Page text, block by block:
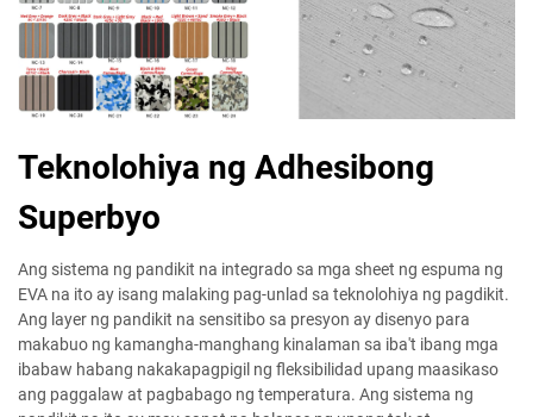
Teknolohiya ng Adhesibong
Superbyo
Ang sistema ng pandikit na integrado sa mga sheet ng espuma ng
EVA na ito ay isang malaking pag-unlad sa teknolohiya ng pagdikit.
Ang layer ng pandikit na sensitibo sa presyon ay disenyo para
makabuo ng kamangha-manghang kinalaman sa iba't ibang mga
ibabaw habang nakakapagpigil ng fleksibilidad upang maasikaso
ang paggalaw at pagbabago ng temperatura. Ang sistema ng